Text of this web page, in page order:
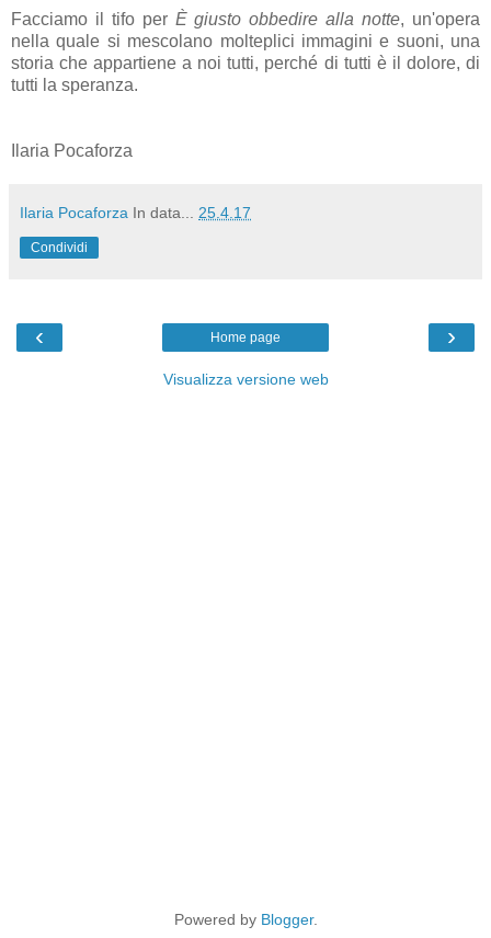
Facciamo il tifo per È giusto obbedire alla notte, un'opera
nella quale si mescolano molteplici immagini e suoni, una
storia che appartiene a noi tutti, perché di tutti è il dolore, di
tutti la speranza.
Ilaria Pocaforza
Ilaria Pocaforza In data... 25.4.17
Condividi
‹ ›
Home page
Visualizza versione web
Powered by Blogger.